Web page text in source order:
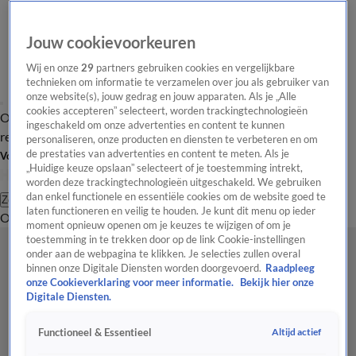
Overzicht Laatste nieuws Regionieuws Het beste van Hart
Tip de
redactie
Volg Hart van Nederland
Zoeken
OverzichtRegioUitzendingenWeerTip de redactiePanelVideo's
Jouw cookievoorkeuren
Wij en onze29 partners gebruiken cookies en vergelijkbare
technieken om informatie te verzamelen over jou als gebruiker van
onze website(s), jouw gedrag en jouw apparaten. Als je „Alle
cookies accepteren” selecteert, worden trackingtechnologieën
ingeschakeld om onze advertenties en content te kunnen
personaliseren, onze producten en diensten te verbeteren en om
de prestaties van advertenties en content te meten. Als je
„Huidige keuze opslaan” selecteert of je toestemming intrekt,
worden deze trackingtechnologieën uitgeschakeld. We gebruiken
dan enkel functionele en essentiële cookies om de website goed te
laten functioneren en veilig te houden. Je kunt dit menu op ieder
moment opnieuw openen om je keuzes te wijzigen of om je
toestemming in te trekken door op de link Cookie-instellingen
onder aan de webpagina te klikken. Je selecties zullen overal
binnen onze Digitale Diensten worden doorgevoerd. Raadpleeg
onze Cookieverklaring voor meer informatie.
Bekijk hier onze
Digitale Diensten.
Functioneel & Essentieel Altijd actief